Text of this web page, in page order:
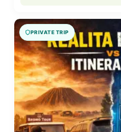
PRIVATE TRIP